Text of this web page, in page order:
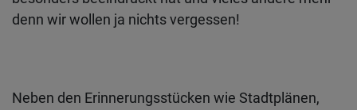
denn wir wollen ja nichts vergessen!
Neben den Erinnerungsstücken wie Stadtplänen,